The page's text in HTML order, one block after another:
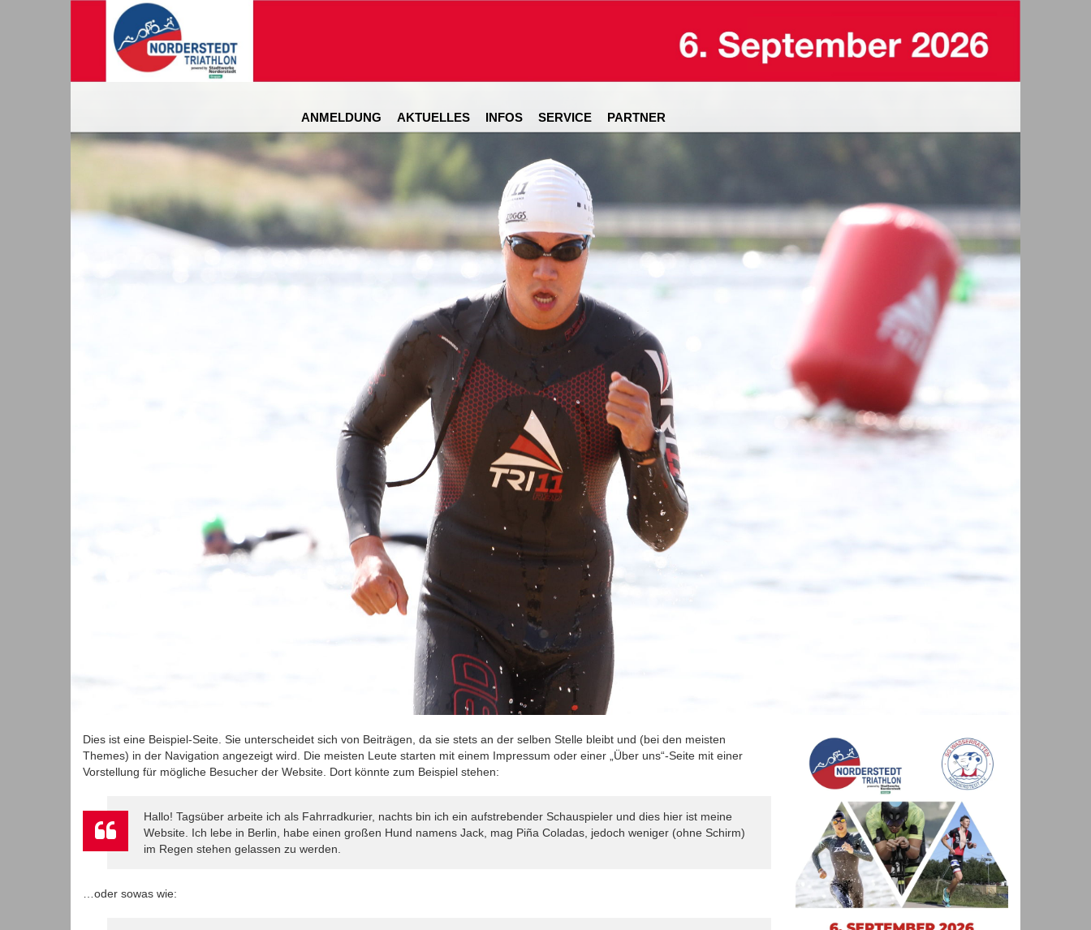
ANMELDUNG AKTUELLES INFOS SERVICE PARTNER
Dies ist eine Beispiel-Seite. Sie unterscheidet sich von Beiträgen, da sie stets an der selben Stelle bleibt und (bei den meisten
Themes) in der Navigation angezeigt wird. Die meisten Leute starten mit einem Impressum oder einer „Über uns“-Seite mit einer
Vorstellung für mögliche Besucher der Website. Dort könnte zum Beispiel stehen:
Hallo! Tagsüber arbeite ich als Fahrradkurier, nachts bin ich ein aufstrebender Schauspieler und dies hier ist meine
Website. Ich lebe in Berlin, habe einen großen Hund namens Jack, mag Piña Coladas, jedoch weniger (ohne Schirm)
im Regen stehen gelassen zu werden.
…oder sowas wie: